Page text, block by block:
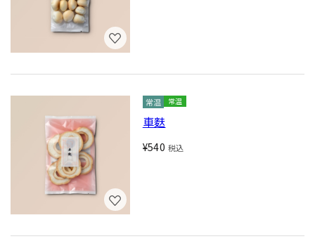
常温
車麩
¥540 税込